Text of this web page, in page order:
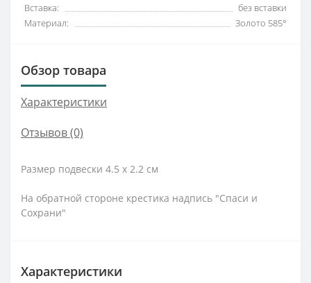
Вставка:
без вставки
Материал:
Золото 585°
Обзор товара
Характеристики
Отзывов (0)
Размер подвески 4.5 х 2.2 см
На обратной стороне крестика надпись "Спаси и
Сохрани"
Характеристики